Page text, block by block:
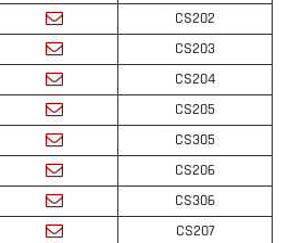
CS202
CS203
CS204
CS205
CS305
CS206
CS306
CS207